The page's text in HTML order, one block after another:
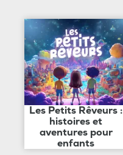
Les Petits Rêveurs :
histoires et
aventures pour
enfants